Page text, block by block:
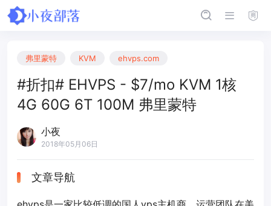
弗里蒙特 KVM ehvps.com
#折扣# EHVPS - $7/mo KVM 1核
4G 60G 6T 100M 弗里蒙特
小夜
2018年05月06日
文章导航